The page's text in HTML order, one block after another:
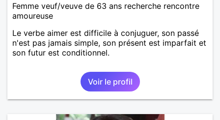
Femme veuf/veuve de 63 ans recherche rencontre
amoureuse
Le verbe aimer est difficile à conjuguer, son passé
n'est pas jamais simple, son présent est imparfait et
son futur est conditionnel.
Voir le profil